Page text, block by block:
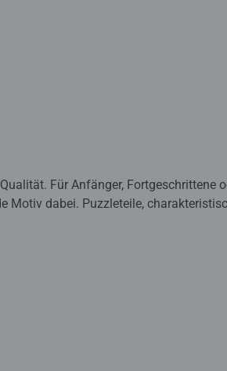
Für Anfänger, Fortgeschrittene
Motiv dabei. Puzzleteile,
für Fortgeschrittene Puzzler die eine
erreicht, die in
Erfahrung in der